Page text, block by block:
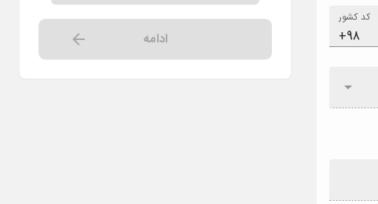
کد کشور
ادامه